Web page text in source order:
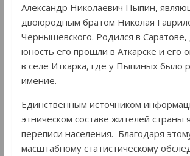
Александр Николаевич Пыпин,
двоюродным братом Николая
Чернышевского. Родился в Саратове,
юность его прошли в Аткарске и его
в селе Иткарка, где у Пыпиных было
имение.
Единственным источником
этническом составе жителей страны
переписи населения. Благодаря
масштабному статистическому